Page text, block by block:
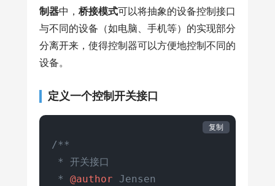
制器中， 桥接模式可以将抽象的设备控制接口
与不同的设备（如电脑、手机等）的实现部分
分离开来，使得控制器可以方便地控制不同的
设备。
定义一个控制开关接口
/**
* 开关接口
* @author Jensen
复制